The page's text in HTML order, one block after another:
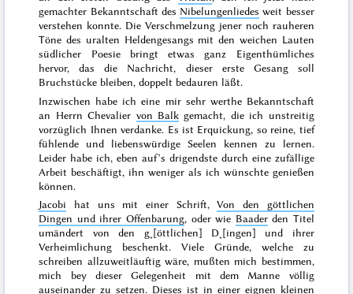
gemachter Bekanntschaft des Nibelungenliedes weit besser
verstehen konnte. Die Verschmelzung jener noch rauheren
Töne des uralten Heldengesangs mit den weichen Lauten
südlicher Poesie bringt etwas ganz Eigenthümliches
hervor, das die Nachricht, dieser erste Gesang soll
Bruchstücke bleiben, doppelt bedauren läßt.
Inzwischen habe ich eine mir sehr werthe Bekanntschaft
an Herrn Chevalier von Balk gemacht, die ich unstreitig
vorzüglich Ihnen verdanke. Es ist Erquickung, so reine, tief
fühlende und liebenswürdige Seelen kennen zu lernen.
Leider habe ich, eben auf’s drigendste durch eine zufällige
Arbeit beschäftigt, ihn weniger als ich wünschte genießen
können.
Jacobi hat uns mit einer Schrift,Von den göttlichen
Dingen und ihrer Offenbarung, oder wie Baaderden Titel
umändert von den g˖[öttlichen] D˖[ingen] und ihrer
Verheimlichung beschenkt. Viele Gründe, welche zu
schreiben allzuweitläuftig wäre, mußten mich bestimmen,
mich bey dieser Gelegenheit mit dem Manne völlig
auseinander zu setzen. Dieses ist in einer eignen kleinen